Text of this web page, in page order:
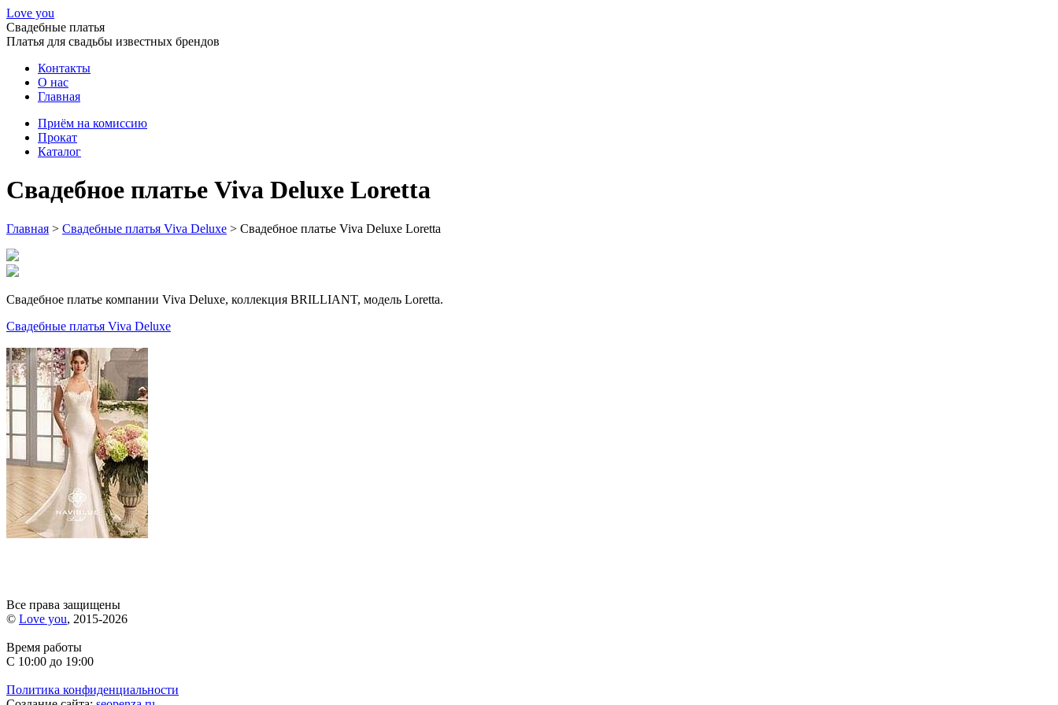
Love you
Свадебные платья
Платья для свадьбы известных брендов
Контакты
О нас
Главная
Приём на комиссию
Прокат
Каталог
Свадебное платье Viva Deluxe Loretta
Главная > Свадебные платья Viva Deluxe > Свадебное платье Viva Deluxe Loretta
Свадебное платье компании Viva Deluxe, коллекция BRILLIANT, модель Loretta.
Свадебные платья Viva Deluxe
Все права защищены
© Love you, 2015-2026
Время работы
С 10:00 до 19:00
Политика конфиденциальности